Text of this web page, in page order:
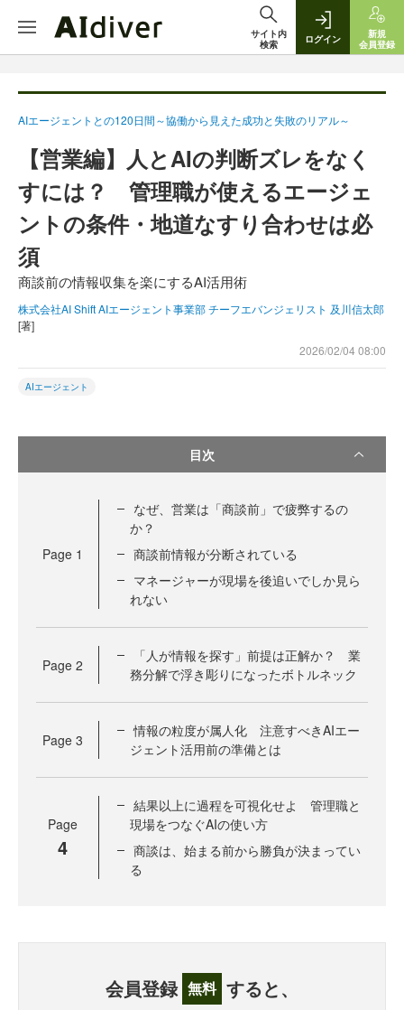
サイト内
検索
ログイン
新規
会員登録
AIエージェントとの120日間～協働から見えた成功と失敗のリアル～
【営業編】人とAIの判断ズレをなく
すには？ 管理職が使えるエージェ
ントの条件・地道なすり合わせは必
須
商談前の情報収集を楽にするAI活用術
株式会社AI Shift AIエージェント事業部 チーフエバンジェリスト 及川信太郎
[著]
2026/02/04 08:00
AIエージェント
目次
Page 1
なぜ、営業は「商談前」で疲弊するの
か？
商談前情報が分断されている
マネージャーが現場を後追いでしか見ら
れない
Page 2
「人が情報を探す」前提は正解か？ 業
務分解で浮き彫りになったボトルネック
Page 3
情報の粒度が属人化 注意すべきAIエー
ジェント活用前の準備とは
Page
4
結果以上に過程を可視化せよ 管理職と
現場をつなぐAIの使い方
商談は、始まる前から勝負が決まってい
る
会員登録 無料 すると、